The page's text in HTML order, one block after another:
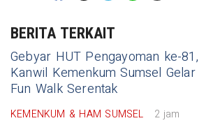
BERITA TERKAIT
Gebyar HUT Pengayoman ke-81,
Kanwil Kemenkum Sumsel Gelar
Fun Walk Serentak
KEMENKUM & HAM SUMSEL 2 jam